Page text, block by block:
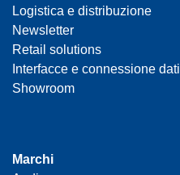
Logistica e distribuzione
Newsletter
Retail solutions
Interfacce e connessione dati
Showroom
Marchi